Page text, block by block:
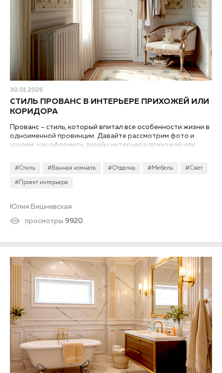
30.01.2026
#Стиль #Ванная комната #Отделка #Мебель #Свет
#Проект интерьера
СТИЛЬ ПРОВАНС В ИНТЕРЬЕРЕ ПРИХОЖЕЙ ИЛИ
КОРИДОРА
Прованс – стиль, который впитал все особенности жизни в
одноименной провинции. Давайте рассмотрим фото и
узнаем, как оформить дизайн интерьера прихожей или
Юлия Вишневская
просмотры 9920